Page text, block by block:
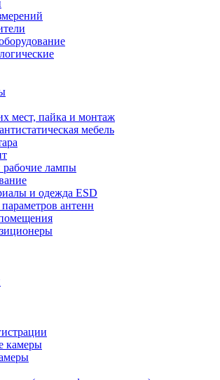
мест, пайка и монтаж
мебель
рабочие лампы
и одежда ESD
антенн
камеры